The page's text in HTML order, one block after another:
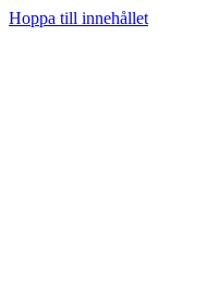
Hoppa till innehållet